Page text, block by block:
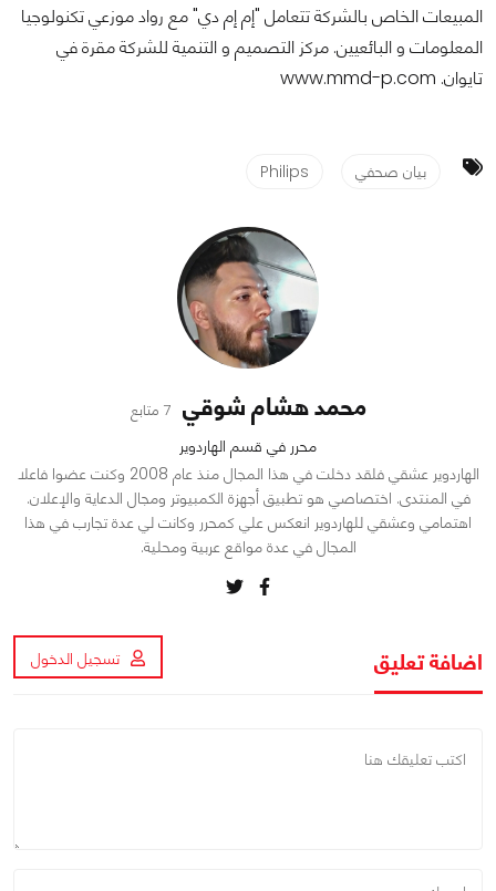
المبيعات الخاص بالشركة تتعامل "إم إم دي" مع رواد موزعي تكنولوجيا
المعلومات و البائعيين. مركز التصميم و التنمية للشركة مقرة في
تايوان. www.mmd-p.com
بيان صحفي Philips
محمد هشام شوقي 7 متابع
محرر في قسم الهاردوير
الهاردوير عشقي فلقد دخلت في هذا المجال منذ عام 2008 وكنت عضوا فاعلا
في المنتدى. اختصاصي هو تطبيق أجهزة الكمبيوتر ومجال الدعاية والإعلان.
اهتمامي وعشقي للهاردوير انعكس علي كمحرر وكانت لي عدة تجارب في هذا
المجال في عدة مواقع عربية ومحلية.
اضافة تعليق تسجيل الدخول